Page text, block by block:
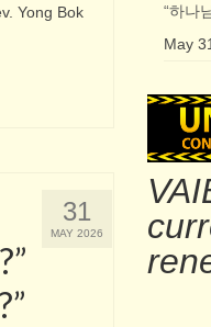
Yong Bok
31
MAY 2026
“하나
May